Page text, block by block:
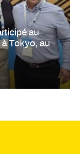
au
Tokyo, au